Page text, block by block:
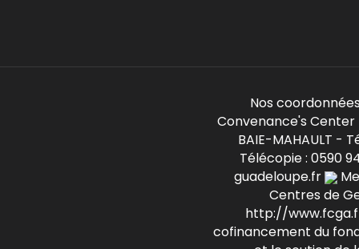
Nos coordonnées
Convenance's Center
BAIE-MAHAULT -
Télécopie : 0590
guadeloupe.fr
Centres de
http://
cofinancement du